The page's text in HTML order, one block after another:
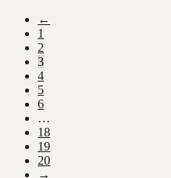
←
1
2
3
4
5
6
…
18
19
20
→